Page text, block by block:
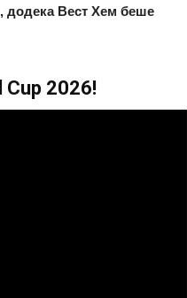
додека Вест Хем беше
2026!